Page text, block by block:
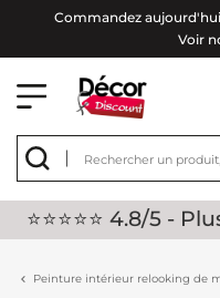
Commandez
Voir
⭐⭐⭐⭐⭐ 4.8/5 -
Peinture intérieur relooking de